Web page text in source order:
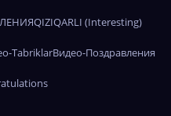
QIZIQARLI (Interesting)
TabriklarВидео-Поздравления